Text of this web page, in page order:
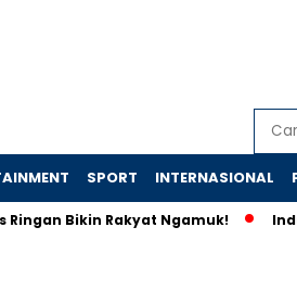
SPORT INTERNASIONAL
Bikin Rakyat Ngamuk!